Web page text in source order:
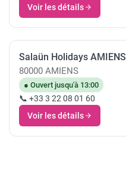
Voir les détails
Salaün Holidays AMIENS
80000 AMIENS
● Ouvert jusqu'à 13:00
📞 +33 3 22 08 01 60
Voir les détails